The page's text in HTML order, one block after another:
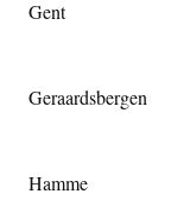
Gent
Geraardsbergen
Hamme